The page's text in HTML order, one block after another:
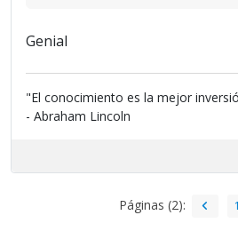
Genial
"El conocimiento es la mejor
- Abraham Lincoln
Páginas (2): 1